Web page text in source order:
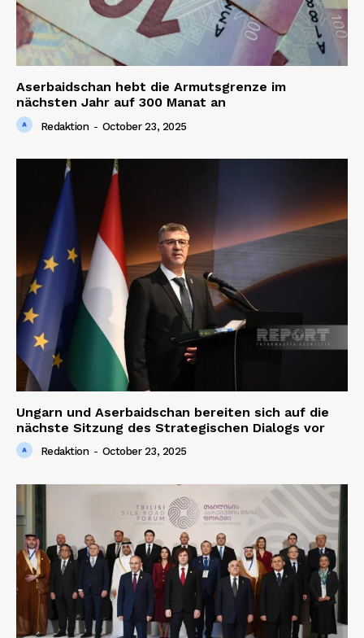
Aserbaidschan hebt die Armutsgrenze im
nächsten Jahr auf 300 Manat an
Redaktion - October 23, 2025
Ungarn und Aserbaidschan bereiten sich auf die
nächste Sitzung des Strategischen Dialogs vor
Redaktion - October 23, 2025